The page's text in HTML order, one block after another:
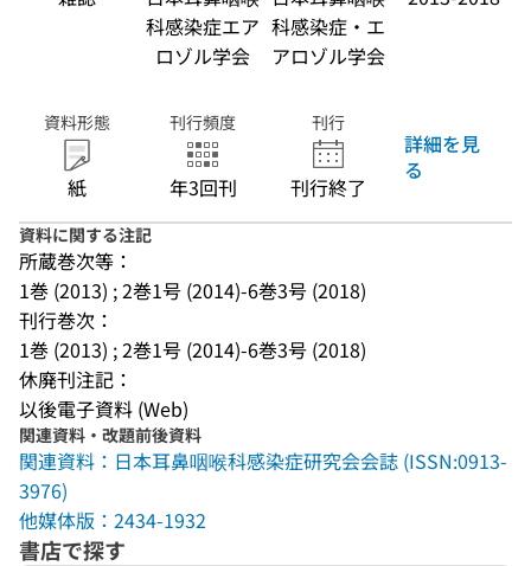
科感染症エア
ロゾル学会
科感染症・エ
アロゾル学会
資料形態
紙
刊行頻度
年3回刊
刊行
刊行終了
詳細を見
る
資料に関する注記
所蔵巻次等：
1巻 (2013) ; 2巻1号 (2014)-6巻3号 (2018)
刊行巻次：
1巻 (2013) ; 2巻1号 (2014)-6巻3号 (2018)
休廃刊注記：
以後電子資料 (Web)
関連資料・改題前後資料
関連資料：日本耳鼻咽喉科感染症研究会会誌 (ISSN:0913-
3976)
他媒体版：2434-1932
書店で探す